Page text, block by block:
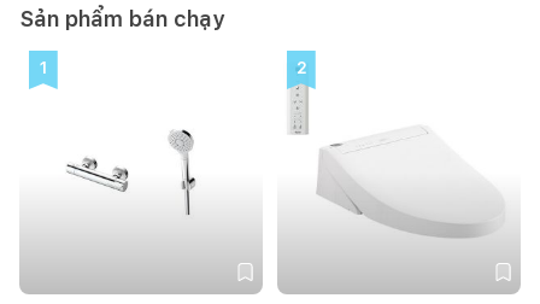
Sản phẩm bán chạy
1 2